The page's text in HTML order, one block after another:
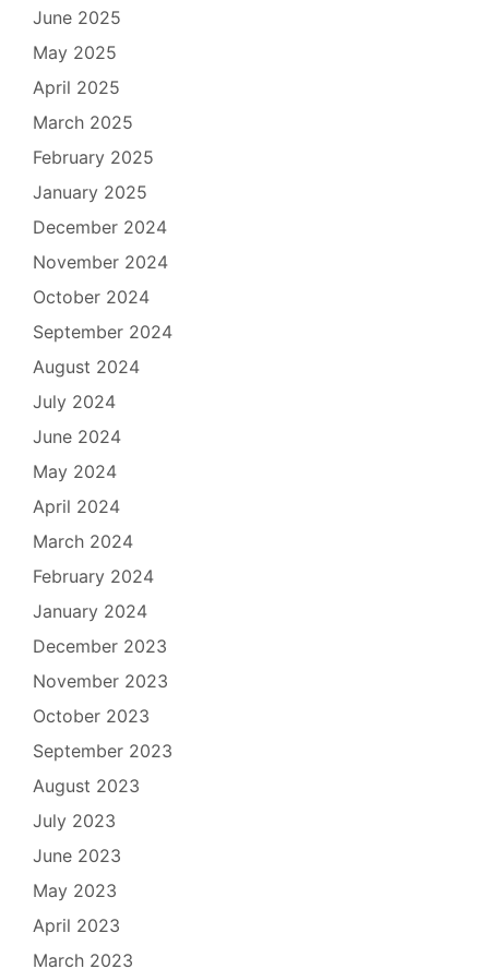
June 2025
May 2025
April 2025
March 2025
February 2025
January 2025
December 2024
November 2024
October 2024
September 2024
August 2024
July 2024
June 2024
May 2024
April 2024
March 2024
February 2024
January 2024
December 2023
November 2023
October 2023
September 2023
August 2023
July 2023
June 2023
May 2023
April 2023
March 2023